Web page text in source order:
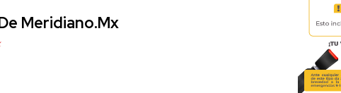
Meridiano.mx